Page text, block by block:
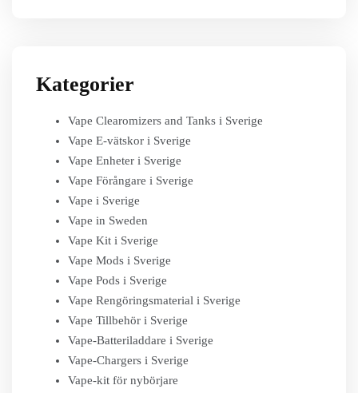
Kategorier
Vape Clearomizers and Tanks i Sverige
Vape E-vätskor i Sverige
Vape Enheter i Sverige
Vape Förångare i Sverige
Vape i Sverige
Vape in Sweden
Vape Kit i Sverige
Vape Mods i Sverige
Vape Pods i Sverige
Vape Rengöringsmaterial i Sverige
Vape Tillbehör i Sverige
Vape-Batteriladdare i Sverige
Vape-Chargers i Sverige
Vape-kit för nybörjare